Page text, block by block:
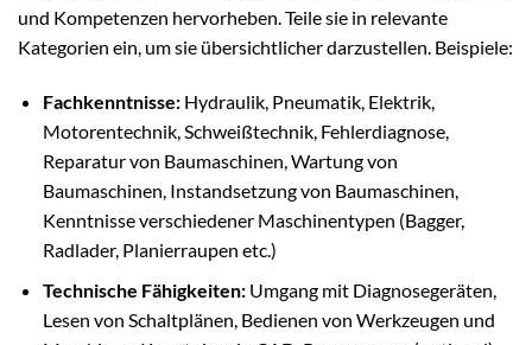
und Kompetenzen hervorheben. Teile sie in relevante
Kategorien ein, um sie übersichtlicher darzustellen. Beispiele:
Fachkenntnisse:Hydraulik, Pneumatik, Elektrik,
Motorentechnik, Schweißtechnik, Fehlerdiagnose,
Reparatur von Baumaschinen, Wartung von
Baumaschinen, Instandsetzung von Baumaschinen,
Kenntnisse verschiedener Maschinentypen (Bagger,
Radlader, Planierraupen etc.)
Technische Fähigkeiten:Umgang mit Diagnosegeräten,
Lesen von Schaltplänen, Bedienen von Werkzeugen und